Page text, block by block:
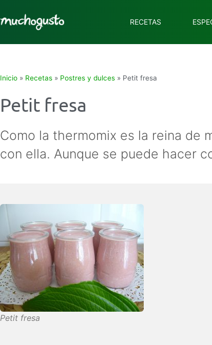
RECETAS
Inicio » Recetas » Postres y dulces » Petit fresa
Petit fresa
Como la thermomix es la reina de
con ella. Aunque se puede hacer
Petit fresa